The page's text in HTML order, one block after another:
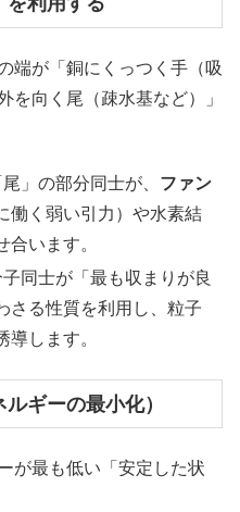
端が「銅にくっつく手（吸
を向く尾（疎水基など）」
」の部分同士が、 ファン
働く弱い引力）や水素結
います。
同士が「最も収まりが良
さる性質を利用し、粒子
します。
ギーの最小化）
が最も低い「安定した状